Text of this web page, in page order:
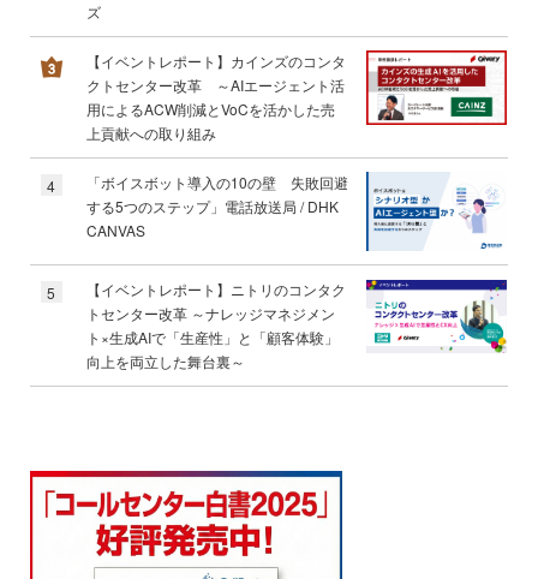
ズ
【イベントレポート】カインズのコンタ
クトセンター改革 ～AIエージェント活
用によるACW削減とVoCを活かした売
上貢献への取り組み
4
「ボイスボット導入の10の壁 失敗回避
する5つのステップ」電話放送局 / DHK
CANVAS
5
【イベントレポート】ニトリのコンタク
トセンター改革 ～ナレッジマネジメン
ト×生成AIで「生産性」と「顧客体験」
向上を両立した舞台裏～